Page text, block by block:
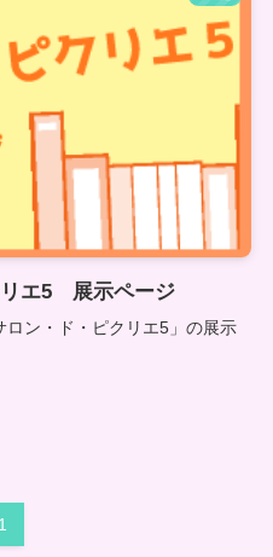
リエ5 展示ページ
ン・ド・ピクリエ5」の展示
1